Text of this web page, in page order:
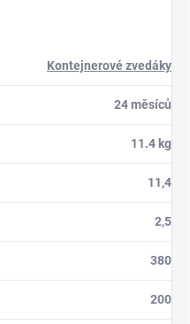
Kontejnerové zvedáky
24 měsíců
11.4 kg
11,4
2,5
380
200